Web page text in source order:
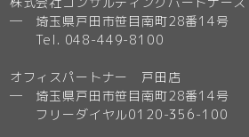
─ 埼玉県戸田市笹目南町28番14号
Tel. 048-449-8100
オフィスパートナー 戸田店
─ 埼玉県戸田市笹目南町28番14号
フリーダイヤル0120-356-100